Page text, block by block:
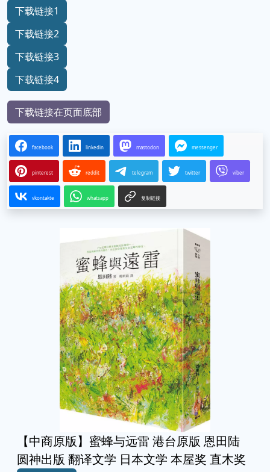
下载链接1
下载链接2
下载链接3
下载链接4
下载链接在页面底部
facebook linkedin mastodon messenger
pinterest reddit telegram twitter viber
vkontakte whatsapp 复制链接
【中商原版】蜜蜂与远雷 港台原版 恩田陆
圆神出版 翻译文学 日本文学 本屋奖 直木奖